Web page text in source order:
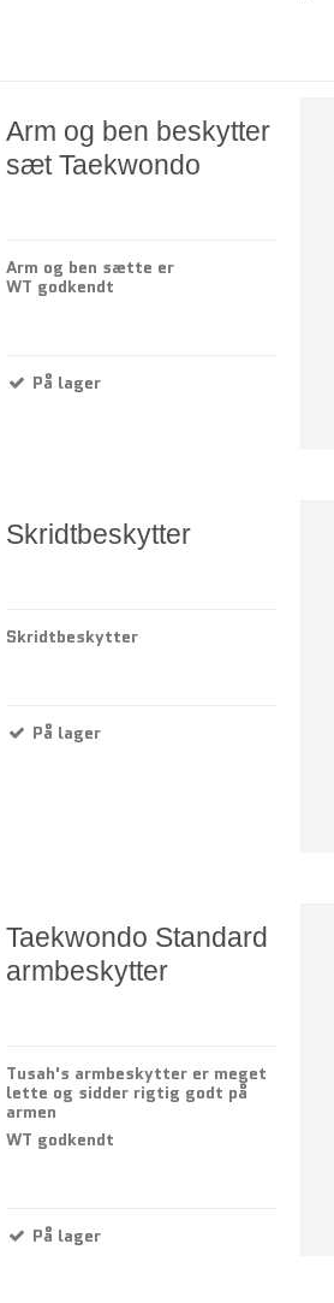
Arm og ben beskytter
sæt Taekwondo
Arm og ben sætte er
WT godkendt
På lager
Skridtbeskytter
Skridtbeskytter
På lager
Taekwondo Standard
armbeskytter
Tusah's armbeskytter er meget
lette og sidder rigtig godt på
armen
WT godkendt
På lager